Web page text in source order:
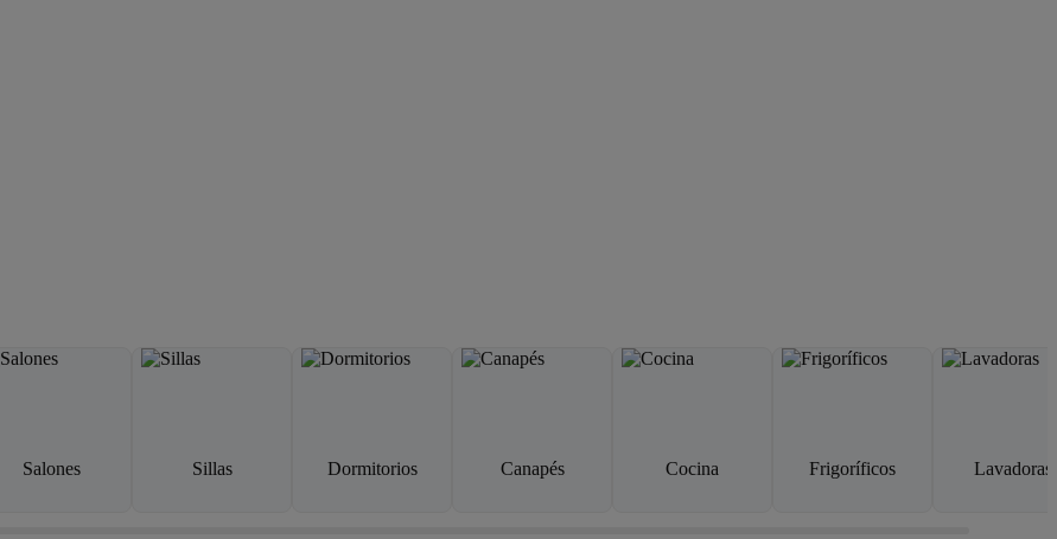
Salones Sillas Dormitorios Canapés Cocina Frigoríficos Lavadoras